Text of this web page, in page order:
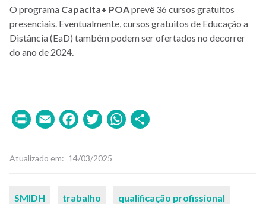
O programa Capacita+ POAprevê 36 cursos gratuitos
presenciais. Eventualmente, cursos gratuitos de Educação a
Distância (EaD) também podem ser ofertados no decorrer
do ano de 2024.
PrintEmailFacebook
TwitterWhatsApp
Atualizado em 14/03/2025
Palavras-
SMIDH trabalho qualificação profissional